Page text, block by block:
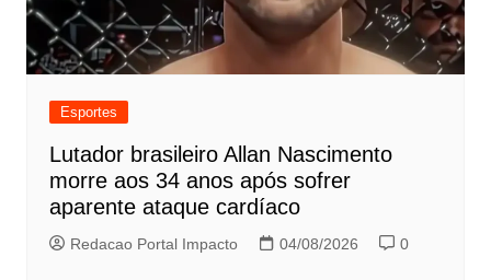
Esportes
Lutador brasileiro Allan Nascimento
morre aos 34 anos após sofrer
aparente ataque cardíaco
Redacao Portal Impacto 04/08/2026 0